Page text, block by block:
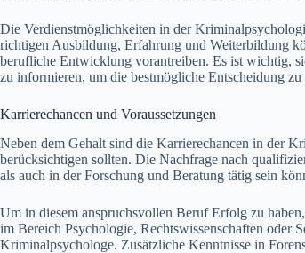
Die Verdienstmöglichkeiten in der
richtigen Ausbildung, Erfahrung und Weiterbildung
berufliche Entwicklung vorantreiben. Es ist wichtig,
zu informieren, um die bestmögliche Entscheidung zu
Karrierechancen und Voraussetzungen
Neben dem Gehalt sind die Karrierechancen in der
berücksichtigen sollten. Die Nachfrage nach
als auch in der Forschung und Beratung tätig sein
Um in diesem anspruchsvollen Beruf Erfolg zu
im Bereich Psychologie, Rechtswissenschaften oder
Kriminalpsychologe. Zusätzliche Kenntnisse in